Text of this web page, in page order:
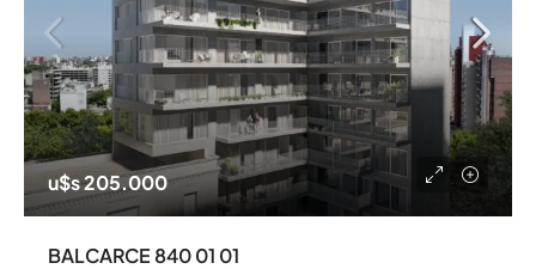
u$s 205.000
BALCARCE 840 01 01